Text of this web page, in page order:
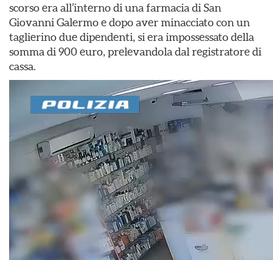
scorso era all’interno di una farmacia di San
Giovanni Galermo e dopo aver minacciato con un
taglierino due dipendenti, si era impossessato della
somma di 900 euro, prelevandola dal registratore di
cassa.